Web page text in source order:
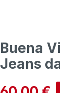
Buena
Jeans
Verkaufspreis: